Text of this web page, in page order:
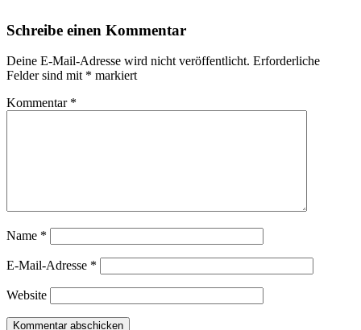
Schreibe einen Kommentar
Deine E-Mail-Adresse wird nicht veröffentlicht. Erforderliche
Felder sind mit * markiert
Kommentar *
Name *
E-Mail-Adresse *
Website